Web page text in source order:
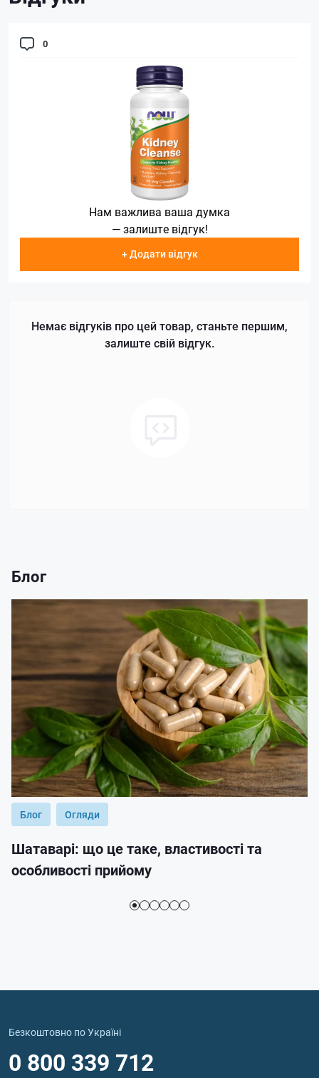
0
Нам важлива ваша думка
— залиште відгук!
+ Додати відгук
Немає відгуків про цей товар, станьте першим,
залиште свій відгук.
Блог
Блог Огляди
Шатаварі: що це таке, властивості та
особливості прийому
Безкоштовно по Україні
0 800 339 712